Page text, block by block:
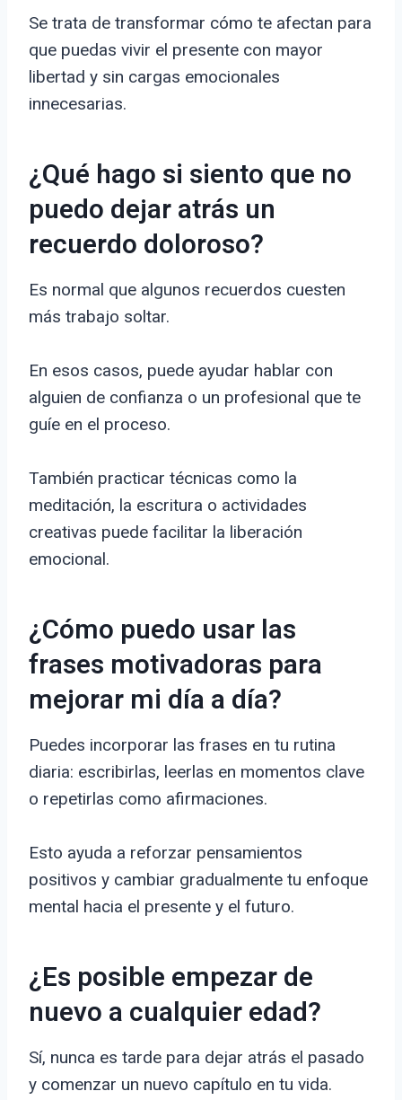
Se trata de transformar cómo te afectan para
que puedas vivir el presente con mayor
libertad y sin cargas emocionales
innecesarias.
¿Qué hago si siento que no
puedo dejar atrás un
recuerdo doloroso?
Es normal que algunos recuerdos cuesten
más trabajo soltar.
En esos casos, puede ayudar hablar con
alguien de confianza o un profesional que te
guíe en el proceso.
También practicar técnicas como la
meditación, la escritura o actividades
creativas puede facilitar la liberación
emocional.
¿Cómo puedo usar las
frases motivadoras para
mejorar mi día a día?
Puedes incorporar las frases en tu rutina
diaria: escribirlas, leerlas en momentos clave
o repetirlas como afirmaciones.
Esto ayuda a reforzar pensamientos
positivos y cambiar gradualmente tu enfoque
mental hacia el presente y el futuro.
¿Es posible empezar de
nuevo a cualquier edad?
Sí, nunca es tarde para dejar atrás el pasado
y comenzar un nuevo capítulo en tu vida.